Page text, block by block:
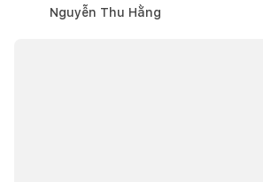
Nguyễn Thu Hằng